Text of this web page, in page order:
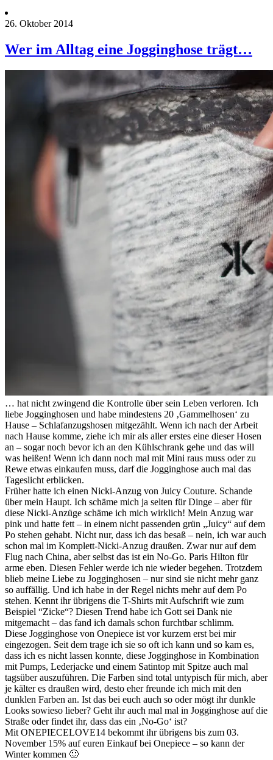
26. Oktober 2014
Wer im Alltag eine Jogginghose trägt…
… hat nicht zwingend die Kontrolle über sein Leben verloren. Ich
liebe Jogginghosen und habe mindestens 20 ‚Gammelhosen‘ zu
Hause – Schlafanzugshosen mitgezählt. Wenn ich nach der Arbeit
nach Hause komme, ziehe ich mir als aller erstes eine dieser Hosen
an – sogar noch bevor ich an den Kühlschrank gehe und das will
was heißen! Wenn ich dann noch mal mit Mini raus muss oder zu
Rewe etwas einkaufen muss, darf die Jogginghose auch mal das
Tageslicht erblicken.
Früher hatte ich einen Nicki-Anzug von Juicy Couture. Schande
über mein Haupt. Ich schäme mich ja selten für Dinge – aber für
diese Nicki-Anzüge schäme ich mich wirklich! Mein Anzug war
pink und hatte fett – in einem nicht passenden grün „Juicy“ auf dem
Po stehen gehabt. Nicht nur, dass ich das besaß – nein, ich war auch
schon mal im Komplett-Nicki-Anzug draußen. Zwar nur auf dem
Flug nach China, aber selbst das ist ein No-Go. Paris Hilton für
arme eben. Diesen Fehler werde ich nie wieder begehen. Trotzdem
blieb meine Liebe zu Jogginghosen – nur sind sie nicht mehr ganz
so auffällig. Und ich habe in der Regel nichts mehr auf dem Po
stehen. Kennt ihr übrigens die T-Shirts mit Aufschrift wie zum
Beispiel “Zicke“? Diesen Trend habe ich Gott sei Dank nie
mitgemacht – das fand ich damals schon furchtbar schlimm.
Diese Jogginghose von Onepiece ist vor kurzem erst bei mir
eingezogen. Seit dem trage ich sie so oft ich kann und so kam es,
dass ich es nicht lassen konnte, diese Jogginghose in Kombination
mit Pumps, Lederjacke und einem Satintop mit Spitze auch mal
tagsüber auszuführen. Die Farben sind total untypisch für mich, aber
je kälter es draußen wird, desto eher freunde ich mich mit den
dunklen Farben an. Ist das bei euch auch so oder mögt ihr dunkle
Looks sowieso lieber? Geht ihr auch mal mal in Jogginghose auf die
Straße oder findet ihr, dass das ein ‚No-Go‘ ist?
Mit ONEPIECELOVE14 bekommt ihr übrigens bis zum 03.
November 15% auf euren Einkauf bei Onepiece – so kann der
Winter kommen 🙂